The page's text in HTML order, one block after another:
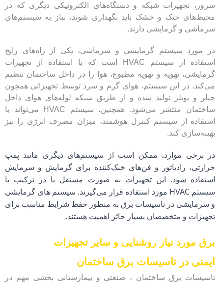
سرور، تجهیزات شبکه و دستگاه‌های الکترونیکی دیگری که در
محیط‌های خنک و خشک باید نگهداری شوند، نیاز به سیستم‌های
سرماشی و گرمایشی دارند.
در مورد سیستم گرمایشی و سرماشی، یکی از راه‌های رایج
استفاده از سیستم HVAC است که با استفاده از تجهیزات
گرمایشی، تهویه و تهویه مطبوع، هوا را در داخل ساختمان تنظیم
می‌کند. در این سیستم، هوای گرم و سرد توسط تجهیزاتی همچون
چیلر و بویلر تولید شده و از طریق شبکه لوله‌های هوای داخل
ساختمان منتشر می‌شود. همچنین، سیستم HVAC می‌تواند با
استفاده از سیستم کنترل هوشمند، میزان مصرف انرژی را نیز
بهینه‌سازی کند.
در برخی موارد، ممکن است از سیستم‌های دیگری مانند پمپ
حرارتی، رادیاتور و فن‌های خنک‌کننده برای گرمایش و سرمایش
استفاده شود. این تجهیزات به صورت مستقل یا در ترکیب با
سیستم HVAC مورد استفاده قرار می‌گیرند. سیستم های گرمایشی
و سرمایشی در تاسیسات برق به منظور حفظ شرایط مناسب برای
تجهیزات و متخصصان بسیار حائز اهمیت هستند.
برق مورد نیاز روشنایی و سایر تجهیزات
ایمنی در تاسیسات برق ساختمان
تاسیسات برق ساختمان ، صنعتی و بیمارستانی بخشی مهم در